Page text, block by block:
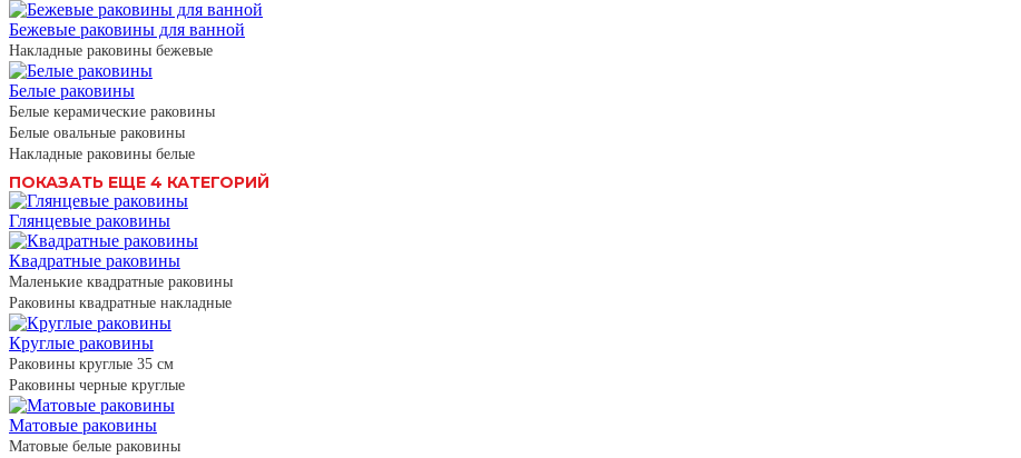
Бежевые раковины для ванной
Накладные раковины бежевые
Белые раковины
Белые керамические раковины
Белые овальные раковины
Накладные раковины белые
ПОКАЗАТЬ ЕЩЕ 4 КАТЕГОРИЙ
Глянцевые раковины
Квадратные раковины
Маленькие квадратные раковины
Раковины квадратные накладные
Круглые раковины
Раковины круглые 35 см
Раковины черные круглые
Матовые раковины
Матовые белые раковины